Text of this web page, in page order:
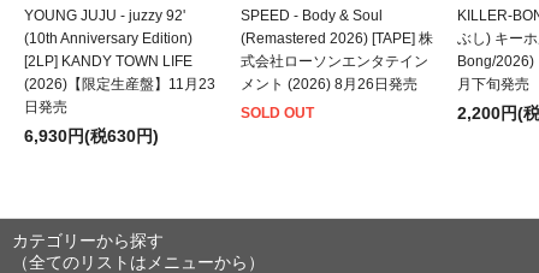
YOUNG JUJU - juzzy 92'
(10th Anniversary Edition)
[2LP] KANDY TOWN LIFE
(2026)【限定生産盤】11月23
日発売
6,930円(税630円)
SPEED - Body & Soul
(Remastered 2026) [TAPE] 株
式会社ローソンエンタテイン
メント (2026) 8月26日発売
SOLD OUT
KILLER-
ぶし) キー
Bong/2026)
月下旬発売
2,200円(
カテゴリーから探す
（全てのリストはメニューから）